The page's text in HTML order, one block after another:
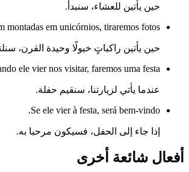
حين يأتين للعشاء، سنبدأ.
montadas em unicórnios, tiraremos fotos.
حين يأتين راكباتٍ خيولًا وحيدة القرن،
ele vier nos visitar, faremos uma festa.
عندما يأتي لزيارتنا، سنقيم حفلة.
Se ele vier à festa, será bem-vindo.
إذا جاء إلى الحفل، فسيكون مرحبا به.
أفعال شائعة أخرى